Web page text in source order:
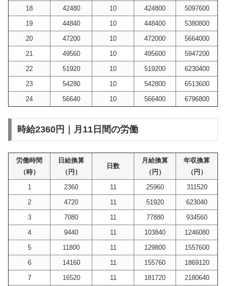
18
42480 10 424800
5097600
19
44840 10 448400
5380800
20
47200 10 472000
5664000
21
49560 10 495600
5947200
22
51920 10 519200
6230400
23
54280 10 542800
6513600
24
56640 10 566400 6796800
時給2360円｜月11日間の労働
労働時間
（時）
日給換算
（円）
日数
月給換算
（円）
年収換算
（円）
1
2360 11 25960
311520
2
4720 11 51920
623040
3
7080 11 77880
934560
4
9440 11 103840
1246080
5
11800 11 129800
1557600
6
14160 11 155760
1869120
7
16520 11 181720 2180640